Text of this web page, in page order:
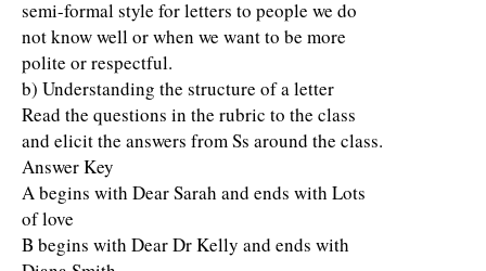
semi-formal style for letters to people we do
not know well or when we want to be more
polite or respectful.
b) Understanding the structure of a letter
Read the questions in the rubric to the class
and elicit the answers from Ss around the class.
Answer Key
A begins with Dear Sarah and ends with Lots
of love
B begins with Dear Dr Kelly and ends with